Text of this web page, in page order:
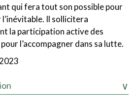
qui fera tout son possible pour
l’inévitable. Il sollicitera
la participation active des
l’accompagner dans sa lutte.